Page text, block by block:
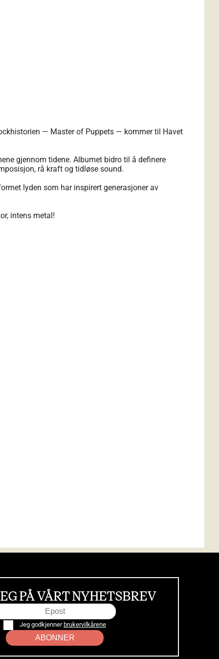
— Master of Puppets — kommer til Havet
gjennom tidene. Albumet bidro til å definere
rå kraft og tidløse sound.
lyden som har inspirert generasjoner av
intens metal!
PÅ VÅRT NYHETSBREV
Jeg godkjenner brukervilkårene
ABONNER